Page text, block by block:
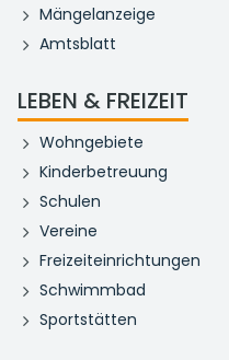
Mängelanzeige
Amtsblatt
LEBEN & FREIZEIT
Wohngebiete
Kinderbetreuung
Schulen
Vereine
Freizeiteinrichtungen
Schwimmbad
Sportstätten